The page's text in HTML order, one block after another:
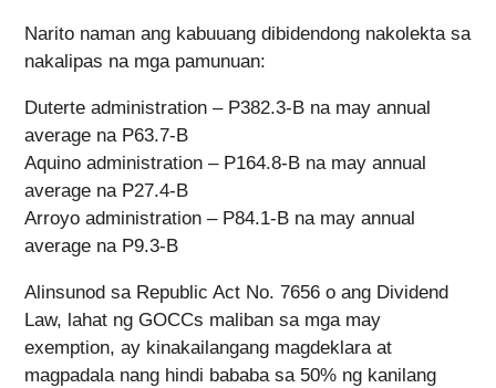
Narito naman ang kabuuang dibidendong nakolekta sa
nakalipas na mga pamunuan:
Duterte administration – P382.3-B na may annual
average na P63.7-B
Aquino administration – P164.8-B na may annual
average na P27.4-B
Arroyo administration – P84.1-B na may annual
average na P9.3-B
Alinsunod sa Republic Act No. 7656 o ang Dividend
Law, lahat ng GOCCs maliban sa mga may
exemption, ay kinakailangang magdeklara at
magpadala nang hindi bababa sa 50% ng kanilang